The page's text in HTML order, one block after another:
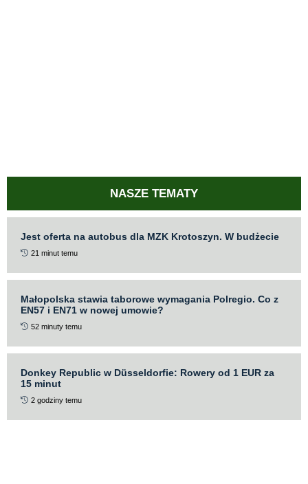
NASZE TEMATY
Jest oferta na autobus dla MZK Krotoszyn. W budżecie
21 minut temu
Małopolska stawia taborowe wymagania Polregio. Co z
EN57 i EN71 w nowej umowie?
52 minuty temu
Donkey Republic w Düsseldorfie: Rowery od 1 EUR za
15 minut
2 godziny temu